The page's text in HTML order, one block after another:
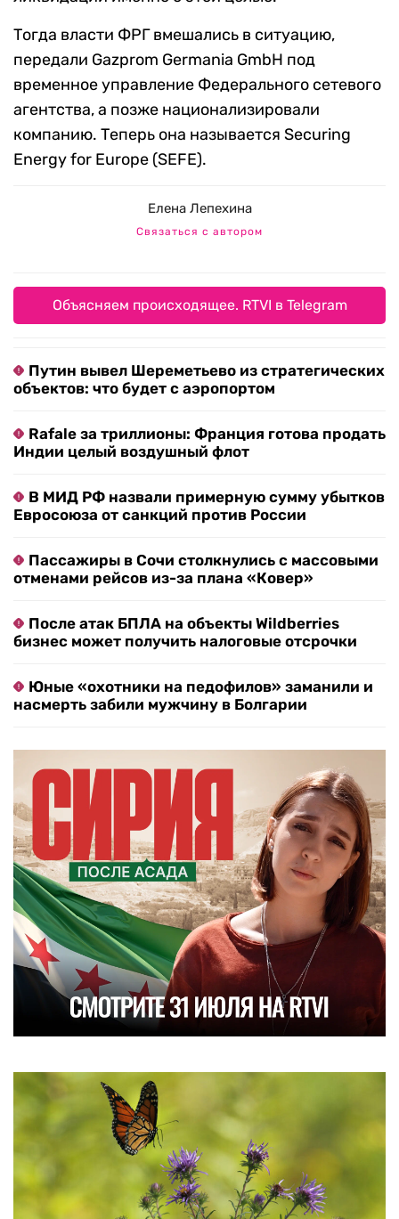
Тогда власти ФРГ вмешались в ситуацию,
передали Gazprom Germania GmbH под
временное управление Федерального сетевого
агентства, а позже национализировали
компанию. Теперь она называется Securing
Energy for Europe (SEFE).
Елена Лепехина
Связаться с автором
Объясняем происходящее. RTVI в Telegram
Путин вывел Шереметьево из стратегических
объектов: что будет с аэропортом
Rafale за триллионы: Франция готова продать
Индии целый воздушный флот
В МИД РФ назвали примерную сумму убытков
Евросоюза от санкций против России
Пассажиры в Сочи столкнулись с массовыми
отменами рейсов из-за плана «Ковер»
После атак БПЛА на объекты Wildberries
бизнес может получить налоговые отсрочки
Юные «охотники на педофилов» заманили и
насмерть забили мужчину в Болгарии